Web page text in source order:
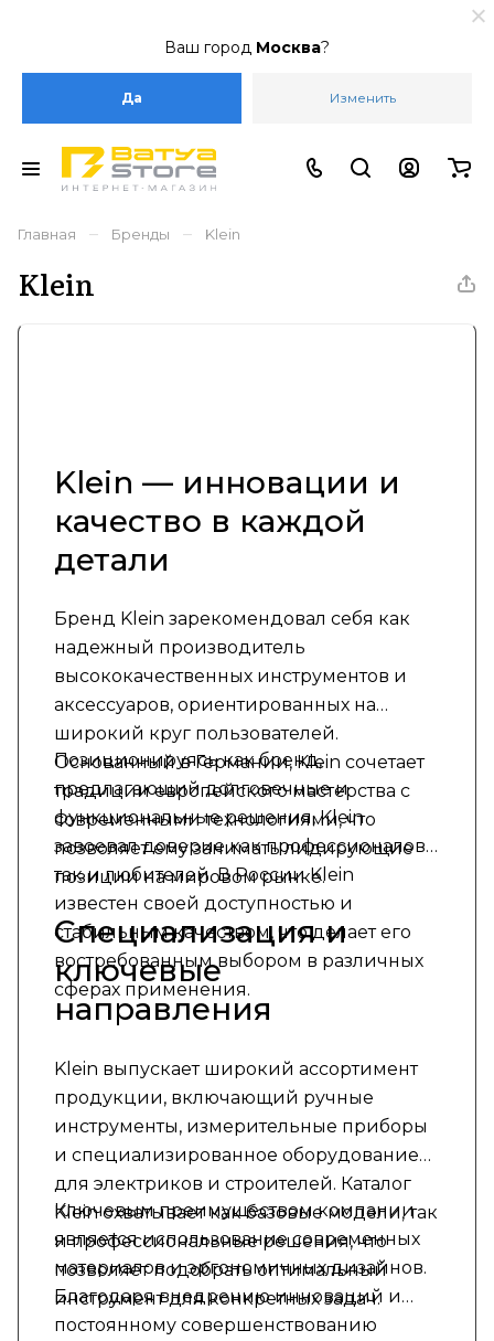
Ваш город Москва?
Да Изменить
Главная – Бренды – Klein
Klein
Klein — инновации и
качество в каждой
детали
Бренд Klein зарекомендовал себя как
надежный производитель
высококачественных инструментов и
аксессуаров, ориентированных на
широкий круг пользователей.
Основанный в Германии, Klein сочетает
традиции европейского мастерства с
современными технологиями, что
позволяет ему занимать лидирующие
позиции на мировом рынке.
Позиционируясь как бренд,
предлагающий долговечные и
функциональные решения, Klein
завоевал доверие как профессионалов,
так и любителей. В России Klein
известен своей доступностью и
стабильным качеством, что делает его
востребованным выбором в различных
сферах применения.
Специализация и
ключевые
направления
Klein выпускает широкий ассортимент
продукции, включающий ручные
инструменты, измерительные приборы
и специализированное оборудование
для электриков и строителей. Каталог
Klein охватывает как базовые модели, так
и профессиональные решения, что
позволяет подобрать оптимальный
инструмент для конкретных задач.
Ключевым преимуществом компании
является использование современных
материалов и эргономичных дизайнов.
Благодаря внедрению инноваций и
постоянному совершенствованию